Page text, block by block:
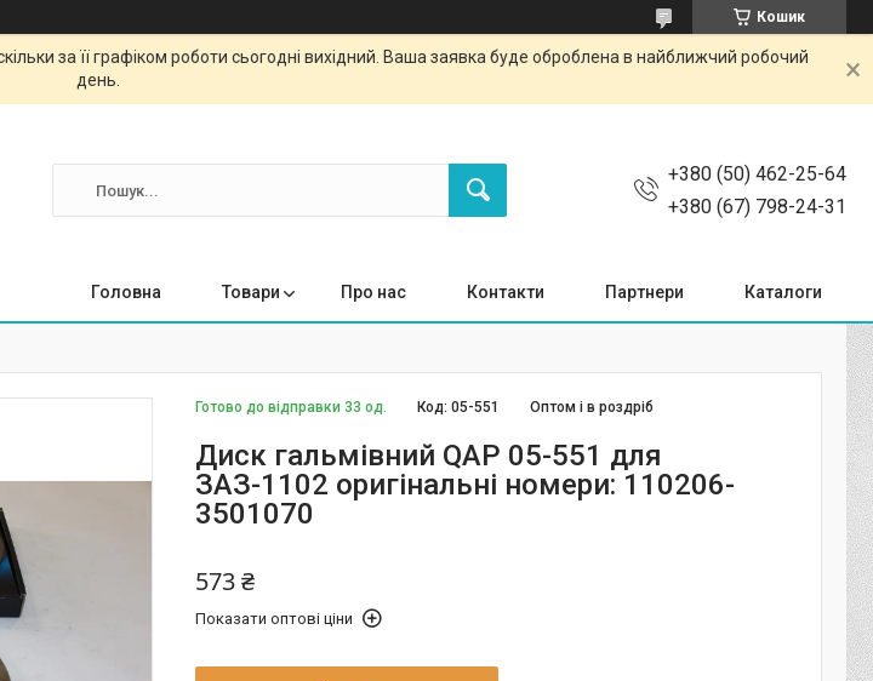
Кошик
за її графіком роботи сьогодні вихідний. Ваша заявка буде оброблена в найближчий робочий
день.
+380 (50) 462-25-64
+380 (67) 798-24-31
Головна Товари Про нас Контакти Партнери Каталоги
Готово до відправки 33 од. Оптом і в роздріб
Код:05-551
Диск гальмівний QAP 05-551 для
ЗАЗ-1102 оригінальні номери: 110206-
3501070
573 ₴
Показати оптові ціни